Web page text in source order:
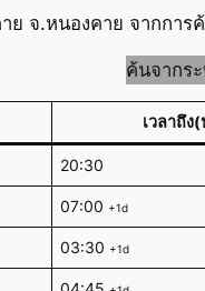
ย จ.หนองคาย จากกา
ค้นจากร
เวลาถึง
20:30
07:00 +1d
03:30 +1d